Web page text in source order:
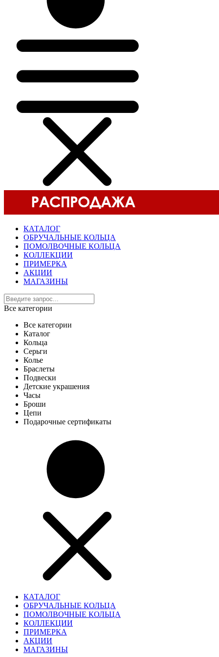
КАТАЛОГ
ОБРУЧАЛЬНЫЕ КОЛЬЦА
ПОМОЛВОЧНЫЕ КОЛЬЦА
КОЛЛЕКЦИИ
ПРИМЕРКА
АКЦИИ
МАГАЗИНЫ
Все категории
Все категории
Каталог
Кольца
Серьги
Колье
Браслеты
Подвески
Детские украшения
Часы
Броши
Цепи
Подарочные сертификаты
КАТАЛОГ
ОБРУЧАЛЬНЫЕ КОЛЬЦА
ПОМОЛВОЧНЫЕ КОЛЬЦА
КОЛЛЕКЦИИ
ПРИМЕРКА
АКЦИИ
МАГАЗИНЫ